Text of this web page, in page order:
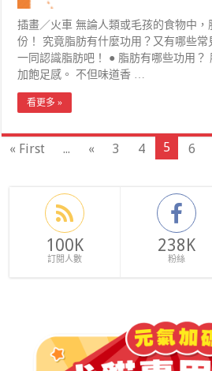
插畫／火車 無論人類或毛孩的食物中
份！ 究竟脂肪有什麼功用？又有哪些
一同認識脂肪吧！ ● 脂肪有哪些功用？
加飽足感。 不但味道香 …
看更多 »
« First ... « 3 4 5 6
100K
訂閱人數
238K
粉絲